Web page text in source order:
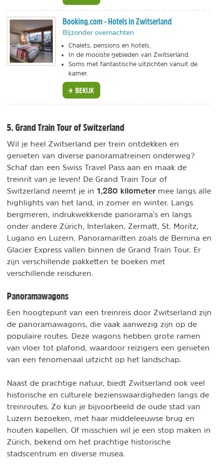
Booking.com - Hotels in Zwitserland
Bijzonder overnachten
Chalets, pensions en hotels.
In de mooiste gebieden van Zwitserland.
Soms met fantastische uitzichten vanuit de
kamer.
BEKIJK
5. Grand Train Tour of Switzerland
Wil je heel Zwitserland per trein ontdekken en
genieten van diverse panoramatreinen onderweg?
Schaf dan een Swiss Travel Pass aan en maak de
treinrit van je leven! De Grand Train Tour of
Switzerland neemt je in 1,280 kilometer mee langs alle
highlights van het land, in zomer en winter. Langs
bergmeren, indrukwekkende panorama's en langs
onder andere Zürich, Interlaken, Zermatt, St. Moritz,
Lugano en Luzern. Panoramaritten zoals de Bernina en
Glacier Express vallen binnen de Grand Train Tour. Er
zijn verschillende pakketten te boeken met
verschillende reisduren.
Panoramawagons
Een hoogtepunt van een treinreis door Zwitserland zijn
de panoramawagons, die vaak aanwezig zijn op de
populaire routes. Deze wagons hebben grote ramen
van vloer tot plafond, waardoor reizigers een genieten
van een fenomenaal uitzicht op het landschap.
Naast de prachtige natuur, biedt Zwitserland ook veel
historische en culturele bezienswaardigheden langs de
treinroutes. Zo kun je bijvoorbeeld de oude stad van
Luzern bezoeken, met haar middeleeuwse brug en
houten kapellen. Of misschien wil je een stop maken in
Zürich, bekend om het prachtige historische
stadscentrum en diverse musea.